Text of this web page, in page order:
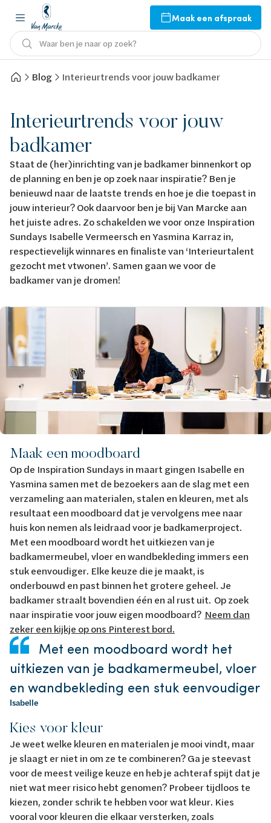
Maak een afspraak
Waar ben je naar op zoek?
Blog Interieurtrends voor jouw badkamer
Interieurtrends voor jouw
badkamer
Staat de (her)inrichting van je badkamer binnenkort op
de planning en ben je op zoek naar inspiratie? Ben je
benieuwd naar de laatste trends en hoe je die toepast in
jouw interieur? Ook daarvoor ben je bij Van Marcke aan
het juiste adres. Zo schakelden we voor onze Inspiration
Sundays Isabelle Vermeersch en Yasmina Karraz in,
respectievelijk winnares en finaliste van ‘Interieurtalent
gezocht met vtwonen’. Samen gaan we voor de
badkamer van je dromen!
Afbeelding
Maak een moodboard
Op de Inspiration Sundays in maart gingen Isabelle en
Yasmina samen met de bezoekers aan de slag met een
verzameling aan materialen, stalen en kleuren, met als
resultaat een moodboard dat je vervolgens mee naar
huis kon nemen als leidraad voor je badkamerproject.
Met een moodboard wordt het uitkiezen van je
badkamermeubel, vloer en wandbekleding immers een
stuk eenvoudiger. Elke keuze die je maakt, is
onderbouwd en past binnen het grotere geheel. Je
badkamer straalt bovendien één en al rust uit. Op zoek
naar inspiratie voor jouw eigen moodboard? Neem dan
zeker een kijkje op ons Pinterest bord.
Met een moodboard wordt het
uitkiezen van je badkamermeubel, vloer
en wandbekleding een stuk eenvoudiger
Isabelle
Kies voor kleur
Je weet welke kleuren en materialen je mooi vindt, maar
je slaagt er niet in om ze te combineren? Ga je steevast
voor de meest veilige keuze en heb je achteraf spijt dat je
niet wat meer risico hebt genomen? Probeer tijdloos te
kiezen, zonder schrik te hebben voor wat kleur. Kies
vooral voor kleuren die elkaar versterken, zoals